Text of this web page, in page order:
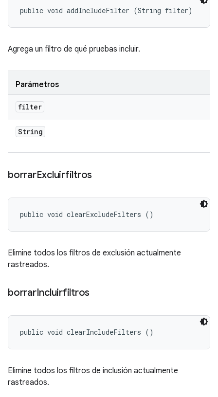
public void addIncludeFilter (String filter)
Agrega un filtro de qué pruebas incluir.
Parámetros
filter
String
borrarExcluirfiltros
public void clearExcludeFilters ()
Elimine todos los filtros de exclusión actualmente
rastreados.
borrarIncluirfiltros
public void clearIncludeFilters ()
Elimine todos los filtros de inclusión actualmente
rastreados.